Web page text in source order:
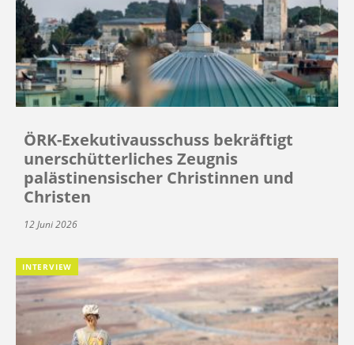
ÖRK-Exekutivausschuss bekräftigt
unerschütterliches Zeugnis
palästinensischer Christinnen und
Christen
12 Juni 2026
INTERVIEW